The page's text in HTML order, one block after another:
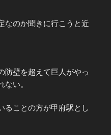
なのか聞きに行こうと近
防壁を超えて巨人がやっ
い。
ることの方が甲府駅とし